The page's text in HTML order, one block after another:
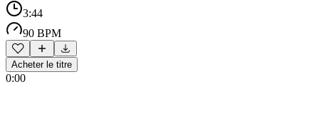
3:44
90 BPM
Acheter le titre
0:00